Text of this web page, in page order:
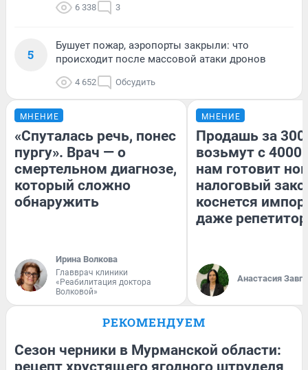
6 338 3
5
Бушует пожар, аэропорты закрыли: что
происходит после массовой атаки дронов
4 652 Обсудить
МНЕНИЕ
«Спуталась речь, понес
пургу». Врач — о
смертельном диагнозе,
который сложно
обнаружить
Ирина Волкова
Главврач клиники
«Реабилитация доктора
Волковой»
МНЕНИЕ
Продашь за
возьмут с
нам готовит
налоговый
коснется
даже
Анастасия
РЕКОМЕНДУЕМ
Сезон черники в Мурманской области: